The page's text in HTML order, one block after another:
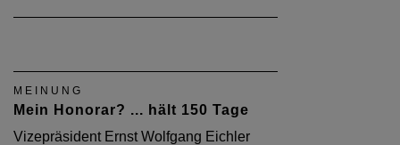
MEINUNG
Mein Honorar? ... hält 150 Tage
Vizepräsident Ernst Wolfgang Eichler